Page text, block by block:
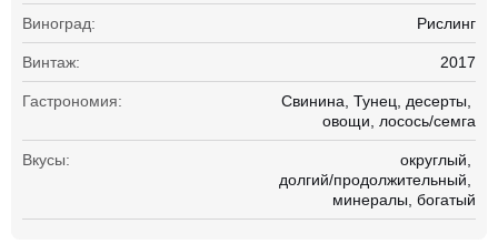
Виноград: Рислинг
Винтаж: 2017
Гастрономия: Свинина Тунец
десерты
овощи
лосось/семга
Вкусы:
округлый
долгий/продолжительный
минералы богатый